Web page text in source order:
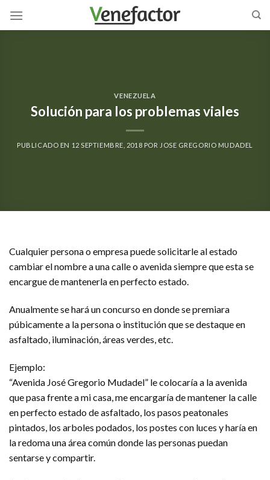
VENEZUELA
Solución para los problemas viales
PUBLICADO EN 12 SEPTIEMBRE, 2018 POR JOSE GREGORIO MUDADEL
Cualquier persona o empresa puede solicitarle al estado
cambiar el nombre a una calle o avenida siempre que esta se
encargue de mantenerla en perfecto estado.
Anualmente se hará un concurso en donde se premiara
púbicamente a la persona o institución que se destaque en
asfaltado, iluminación, áreas verdes, etc.
Ejemplo:
“Avenida José Gregorio Mudadel” le colocaría a la avenida
que pasa frente a mi casa, me encargaría de mantener la calle
en perfecto estado de asfaltado, los pasos peatonales
pintados, los arboles podados, los postes con luces y haría en
la redoma una área común donde las personas puedan
sentarse y compartir.